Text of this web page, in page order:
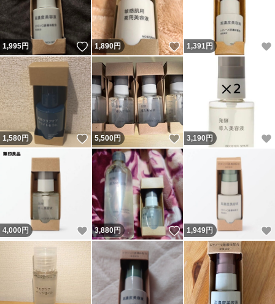
1,995円 いいね！
1,890円 いいね！
1,391円
1,580円 いいね！
5,500円 いいね！
3,190 円
4,000 円 いいね！
3,880円 いいね！
1,949円